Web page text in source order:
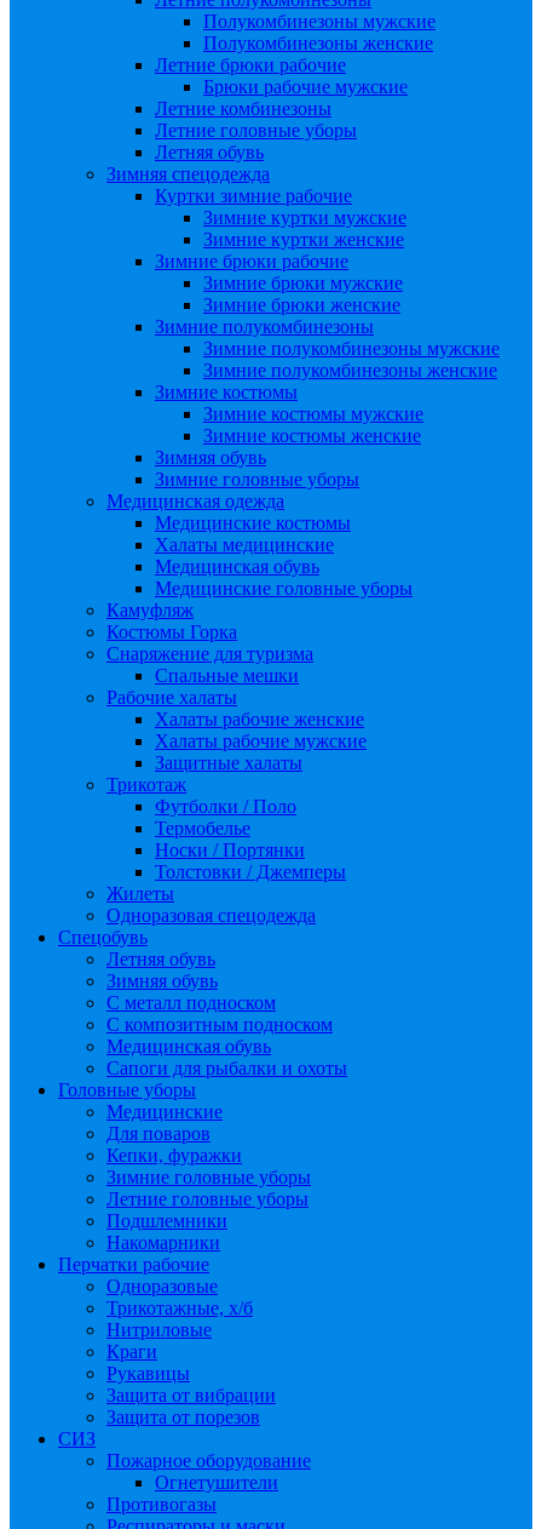
Полукомбинезоны мужские
Полукомбинезоны женские
Летние брюки рабочие
Брюки рабочие мужские
Летние комбинезоны
Летние головные уборы
Летняя обувь
Зимняя спецодежда
Куртки зимние рабочие
Зимние куртки мужские
Зимние куртки женские
Зимние брюки рабочие
Зимние брюки мужские
Зимние брюки женские
Зимние полукомбинезоны
Зимние полукомбинезоны мужские
Зимние полукомбинезоны женские
Зимние костюмы
Зимние костюмы мужские
Зимние костюмы женские
Зимняя обувь
Зимние головные уборы
Медицинская одежда
Медицинские костюмы
Халаты медицинские
Медицинская обувь
Медицинские головные уборы
Камуфляж
Костюмы Горка
Снаряжение для туризма
Спальные мешки
Рабочие халаты
Халаты рабочие женские
Халаты рабочие мужские
Защитные халаты
Трикотаж
Футболки / Поло
Термобелье
Носки / Портянки
Толстовки / Джемперы
Жилеты
Одноразовая спецодежда
Спецобувь
Летняя обувь
Зимняя обувь
С металл подноском
С композитным подноском
Медицинская обувь
Сапоги для рыбалки и охоты
Головные уборы
Медицинские
Для поваров
Кепки, фуражки
Зимние головные уборы
Летние головные уборы
Подшлемники
Накомарники
Перчатки рабочие
Одноразовые
Трикотажные, х/б
Нитриловые
Краги
Рукавицы
Защита от вибрации
Защита от порезов
СИЗ
Пожарное оборудование
Огнетушители
Противогазы